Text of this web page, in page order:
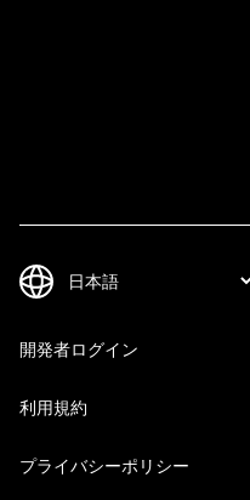
開発者ログイン
利用規約
プライバシーポリシー